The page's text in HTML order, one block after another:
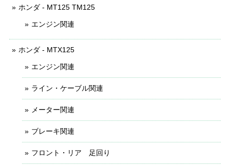
ホンダ - MT125 TM125
エンジン関連
ホンダ - MTX125
エンジン関連
ライン・ケーブル関連
メーター関連
ブレーキ関連
フロント・リア 足回り